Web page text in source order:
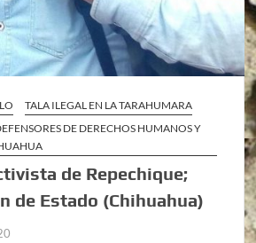
TALA ILEGAL EN LA TARAHUMARA
DE DERECHOS HUMANOS Y
de Repechique;
de Estado (Chihuahua)